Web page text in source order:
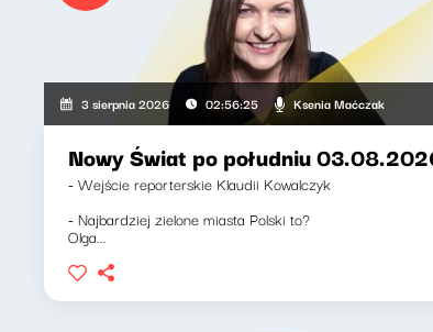
3 sierpnia 2026 02:56:25 Ksenia Maćczak
Nowy Świat po południu
- Wejście reporterskie Klaudii Kowalczyk
- Najbardziej zielone miasta Polski to?
Olga...